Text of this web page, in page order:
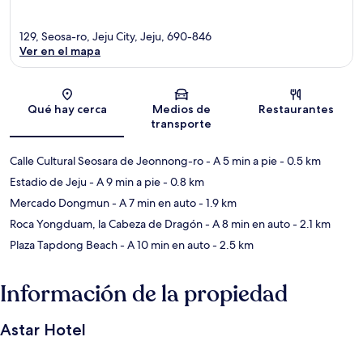
Sección del mapa
129, Seosa-ro, Jeju City, Jeju, 690-846
Ver en el mapa
Qué hay cerca
Medios de
transporte
Restaurantes
Calle Cultural Seosara de Jeonnong-ro- A 5 min a pie- 0.5 km
Estadio de Jeju- A 9 min a pie- 0.8 km
Mercado Dongmun- A 7 min en auto- 1.9 km
Roca Yongduam, la Cabeza de Dragón- A 8 min en auto- 2.1 km
Plaza Tapdong Beach- A 10 min en auto- 2.5 km
Información de la propiedad
Astar Hotel